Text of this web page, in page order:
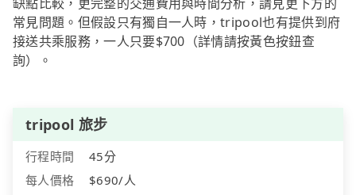
缺點比較，更完整的交通費用與時間分析，請見更下方的
常見問題。但假設只有獨自一人時，tripool也有提供到府
接送共乘服務，一人只要$700（詳情請按黃色按鈕查
詢）。
tripool 旅步
行程時間
45分
每人價格
$690/人